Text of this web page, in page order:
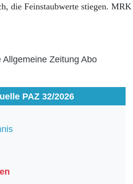
die Feinstaubwerte stiegen. MRK
PAZ 32/2026